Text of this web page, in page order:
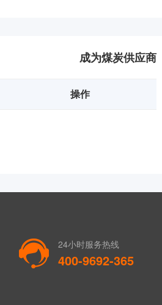
成为煤炭供应商
操作
24小时服务热线
400-9692-365